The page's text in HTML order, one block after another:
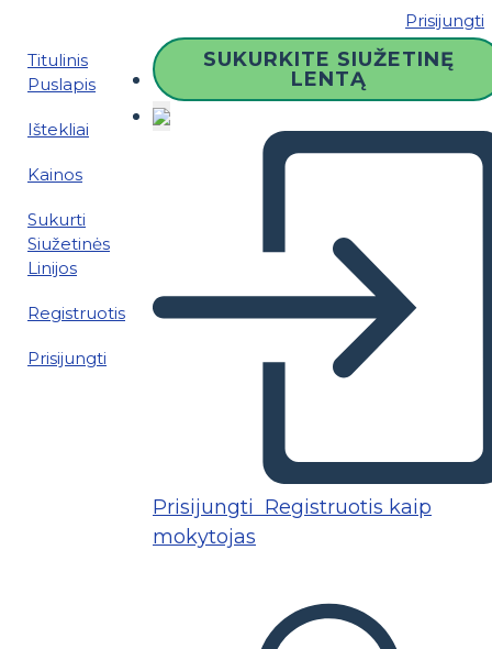
Prisijungti
Titulinis
Puslapis
Ištekliai
Kainos
Sukurti
Siužetinės
Linijos
Registruotis
Prisijungti
SUKURKITE SIUŽETINĘ
LENTĄ
Prisijungti Registruotis kaip
mokytojas